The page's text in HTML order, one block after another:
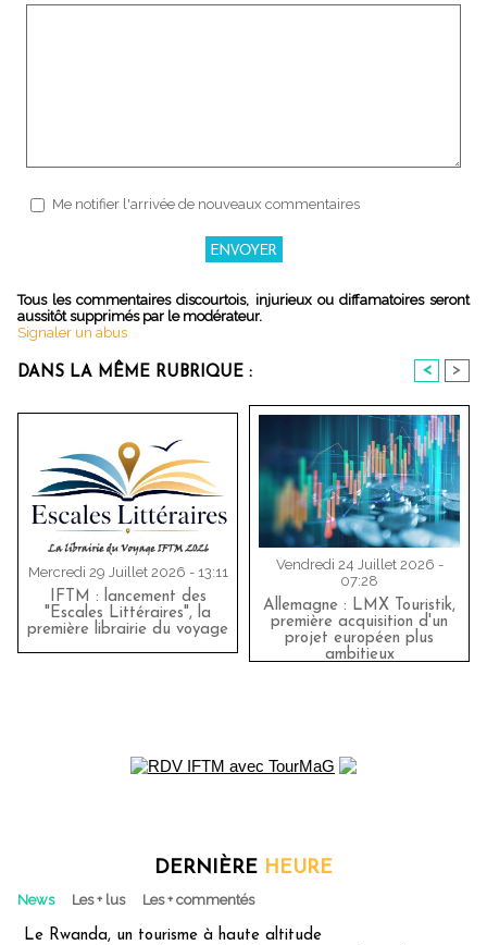
Me notifier l'arrivée de nouveaux commentaires
Tous les commentaires discourtois, injurieux ou diffamatoires seront
aussitôt supprimés par le modérateur.
Signaler un abus
DANS LA MÊME RUBRIQUE : < >
Mercredi 29 Juillet 2026 - 13:11
IFTM : lancement des
"Escales Littéraires", la
première librairie du voyage
Vendredi 24 Juillet 2026 -
07:28
Allemagne : LMX Touristik,
première acquisition d'un
projet européen plus
ambitieux
DERNIÈRE HEURE
News Les + lus Les + commentés
Le Rwanda, un tourisme à haute altitude